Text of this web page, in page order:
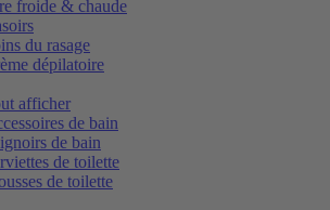
froide & chaude
du rasage
dépilatoire
afficher
de bain
de bain
de toilette
de toilette